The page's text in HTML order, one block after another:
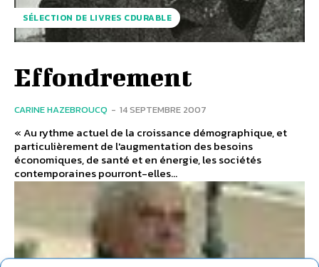
SÉLECTION DE LIVRES CDURABLE
Effondrement
CARINE HAZEBROUCQ - 14 SEPTEMBRE 2007
« Au rythme actuel de la croissance démographique, et
particulièrement de l'augmentation des besoins
économiques, de santé et en énergie, les sociétés
contemporaines pourront-elles...